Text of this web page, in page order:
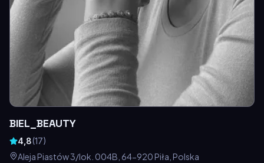
BIEL_BEAUTY
4,8(17)
Aleja Piastów 3/lok. 004B, 64-920 Piła, Polska